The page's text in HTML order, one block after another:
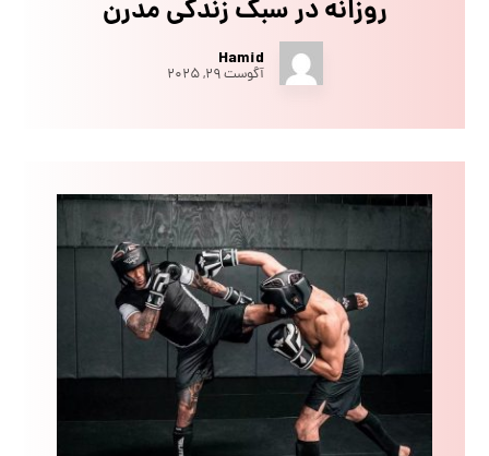
روزانه در سبک زندگی مدرن
Hamid
آگوست ۲۹, ۲۰۲۵